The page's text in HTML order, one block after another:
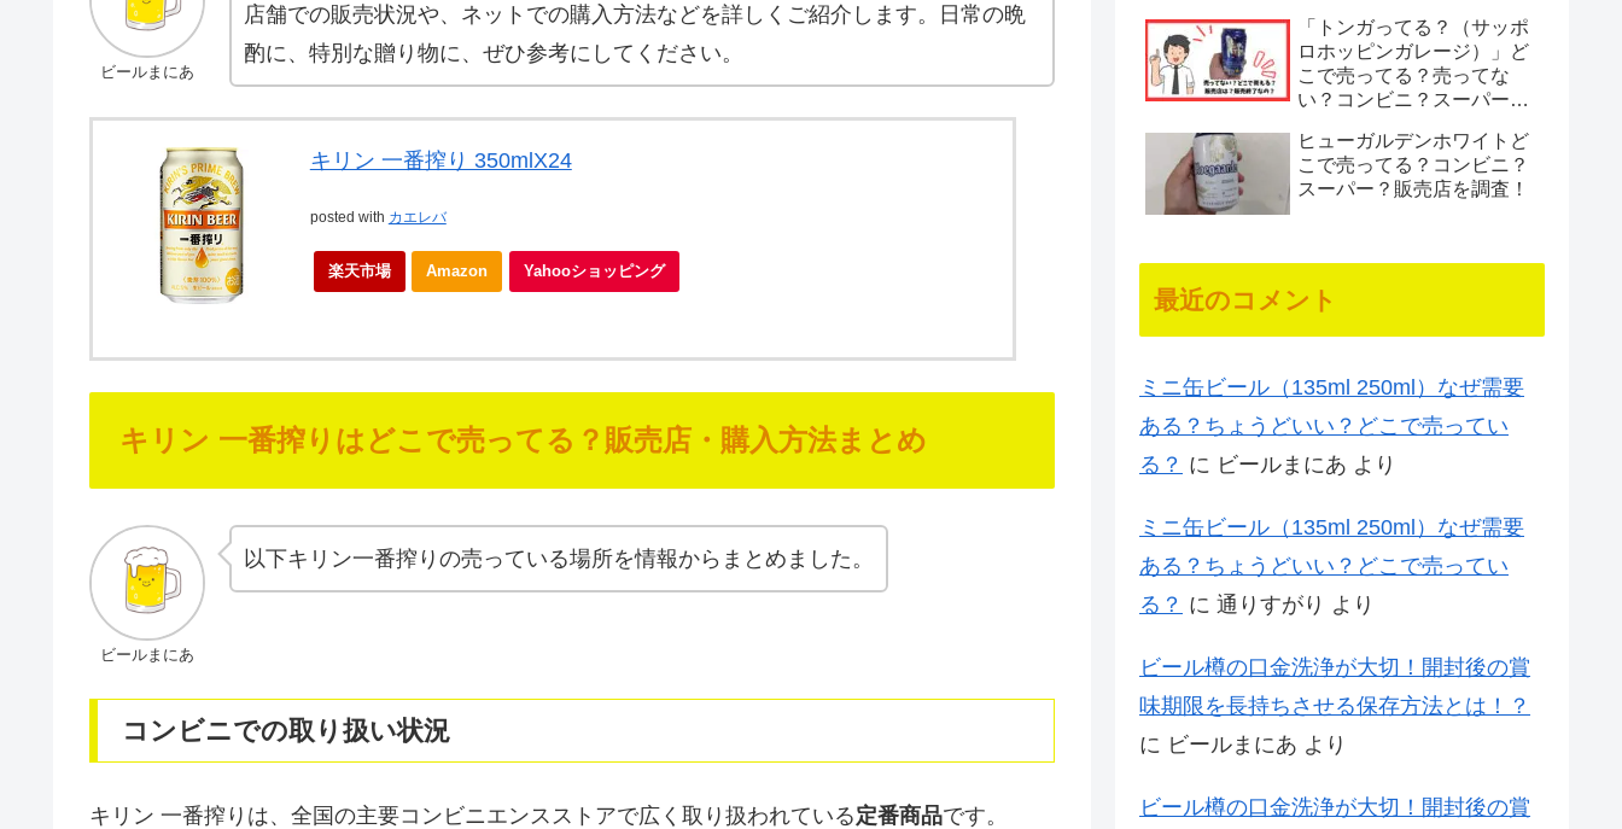
ビールまにあ
店舗での販売状況や、ネットでの購入方法などを詳しくご紹介します。日常の晩
酌に、特別な贈り物に、ぜひ参考にしてください。
キリン 一番搾り 350mlX24
posted with カエレバ
楽天市場 Amazon Yahooショッピング
キリン 一番搾りはどこで売ってる？販売店・購入方法まとめ
ビールまにあ
以下キリン一番搾りの売っている場所を情報からまとめました。
コンビニでの取り扱い状況
キリン 一番搾りは、全国の主要コンビニエンスストアで広く取り扱われている定番商品です。
「トンガってる？（サッポ
ロホッピンガレージ）」ど
こで売ってる？売ってな
い？コンビニ？スーパー？
ヒューガルデンホワイトど
こで売ってる？コンビニ？
スーパー？販売店を調査！
最近のコメント
ミニ缶ビール（135ml 250ml）なぜ需要
ある？ちょうどいい？どこで売ってい
る？ に ビールまにあ より
ミニ缶ビール（135ml 250ml）なぜ需要
ある？ちょうどいい？どこで売ってい
る？ に 通りすがり より
ビール樽の口金洗浄が大切！開封後の賞
味期限を長持ちさせる保存方法とは！？
に ビールまにあ より
ビール樽の口金洗浄が大切！開封後の賞